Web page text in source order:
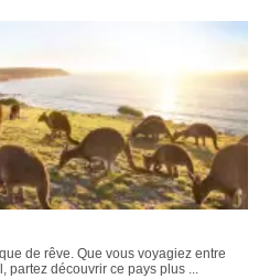
de rêve. Que vous voyagiez entre
partez découvrir ce pays plus ...